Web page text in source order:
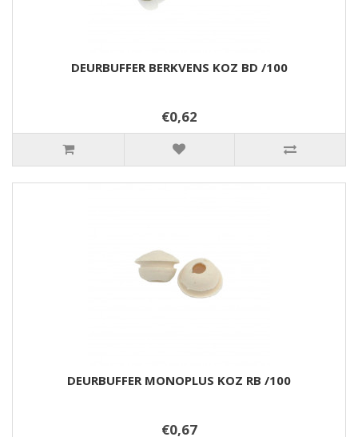
DEURBUFFER BERKVENS KOZ BD /100
€0,62
DEURBUFFER MONOPLUS KOZ RB /100
€0,67